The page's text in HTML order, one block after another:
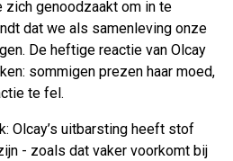
zich genoodzaakt om in te
dat we als samenleving onze
De heftige reactie van Olcay
sommigen prezen haar moed,
te fel.
Olcay’s uitbarsting heeft stof
- zoals dat vaker voorkomt bij